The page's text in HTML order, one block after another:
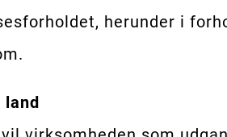
herunder i
land